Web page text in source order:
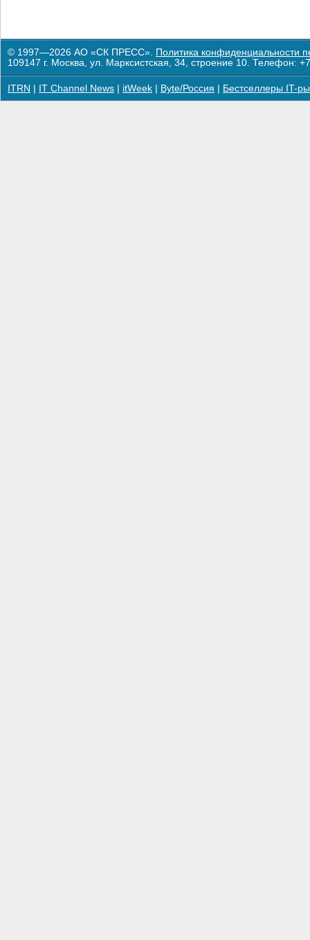
© 1997—2026 АО «СК ПРЕСС». Политика конфиденциальности
109147 г. Москва, ул. Марксистская, 34, строение 10. Телефон:
ITRN IT Channel News itWeek Byte/Россия Бестселлеры IT-